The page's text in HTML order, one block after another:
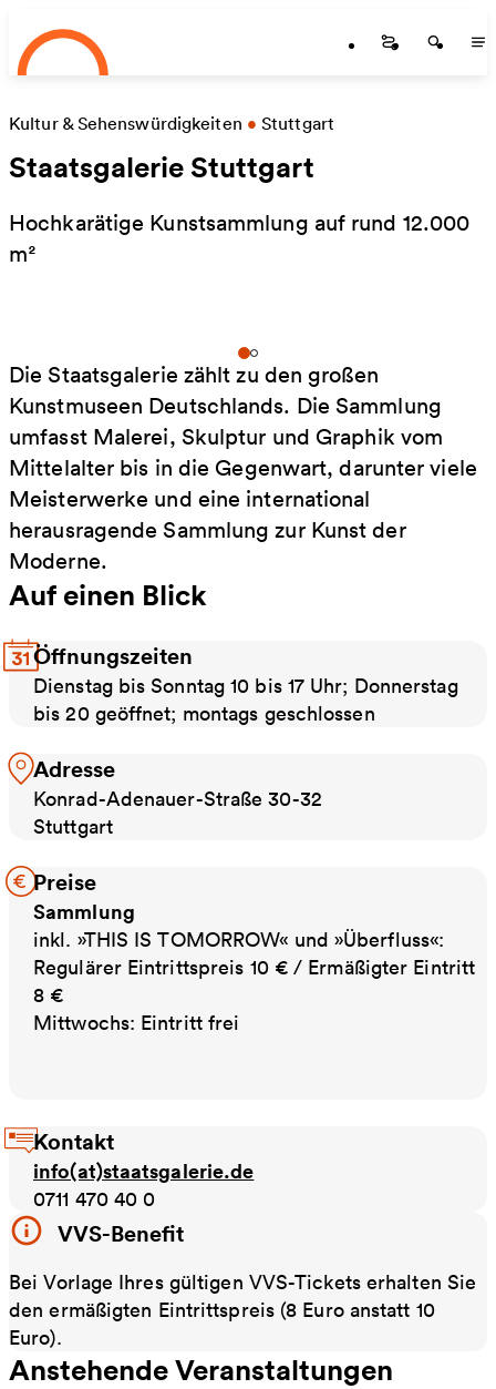
Zum Hauptinhalt springen
Startseite
Kultur & Sehenswürdigkeiten • Stuttgart
Staatsgalerie Stuttgart
Hochkarätige Kunstsammlung auf rund 12.000
m²
Die Staatsgalerie zählt zu den großen
Kunstmuseen Deutschlands. Die Sammlung
umfasst Malerei, Skulptur und Graphik vom
Mittelalter bis in die Gegenwart, darunter viele
Meisterwerke und eine international
herausragende Sammlung zur Kunst der
Moderne.
Auf einen Blick
Öffnungszeiten
Dienstag bis Sonntag 10 bis 17 Uhr; Donnerstag
bis 20 geöffnet; montags geschlossen
Adresse
Konrad-Adenauer-Straße 30-32
Stuttgart
Preise
Sammlung
inkl. »THIS IS TOMORROW« und »Überfluss«:
Regulärer Eintrittspreis 10 € / Ermäßigter Eintritt
8 €
Mittwochs: Eintritt frei
Kontakt
info(at)staatsgalerie.de
0711 470 40 0
VVS-Benefit
Bei Vorlage Ihres gültigen VVS-Tickets erhalten Sie
den ermäßigten Eintrittspreis (8 Euro anstatt 10
Euro).
Anstehende Veranstaltungen